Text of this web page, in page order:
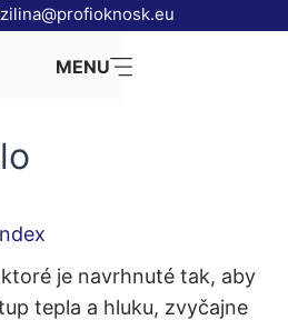
zilina@profioknosk.eu
MENU
je navrhnuté tak, aby
tepla a hluku, zvyčajne